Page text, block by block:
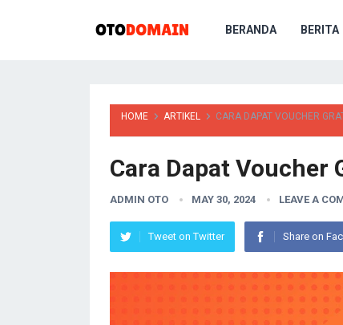
BERANDA BERITA
HOME ARTIKEL CARA DAPAT VOUCHER
Cara Dapat Voucher
ADMIN OTO MAY 30, 2024 LEAVE A
Tweet on Twitter Share on